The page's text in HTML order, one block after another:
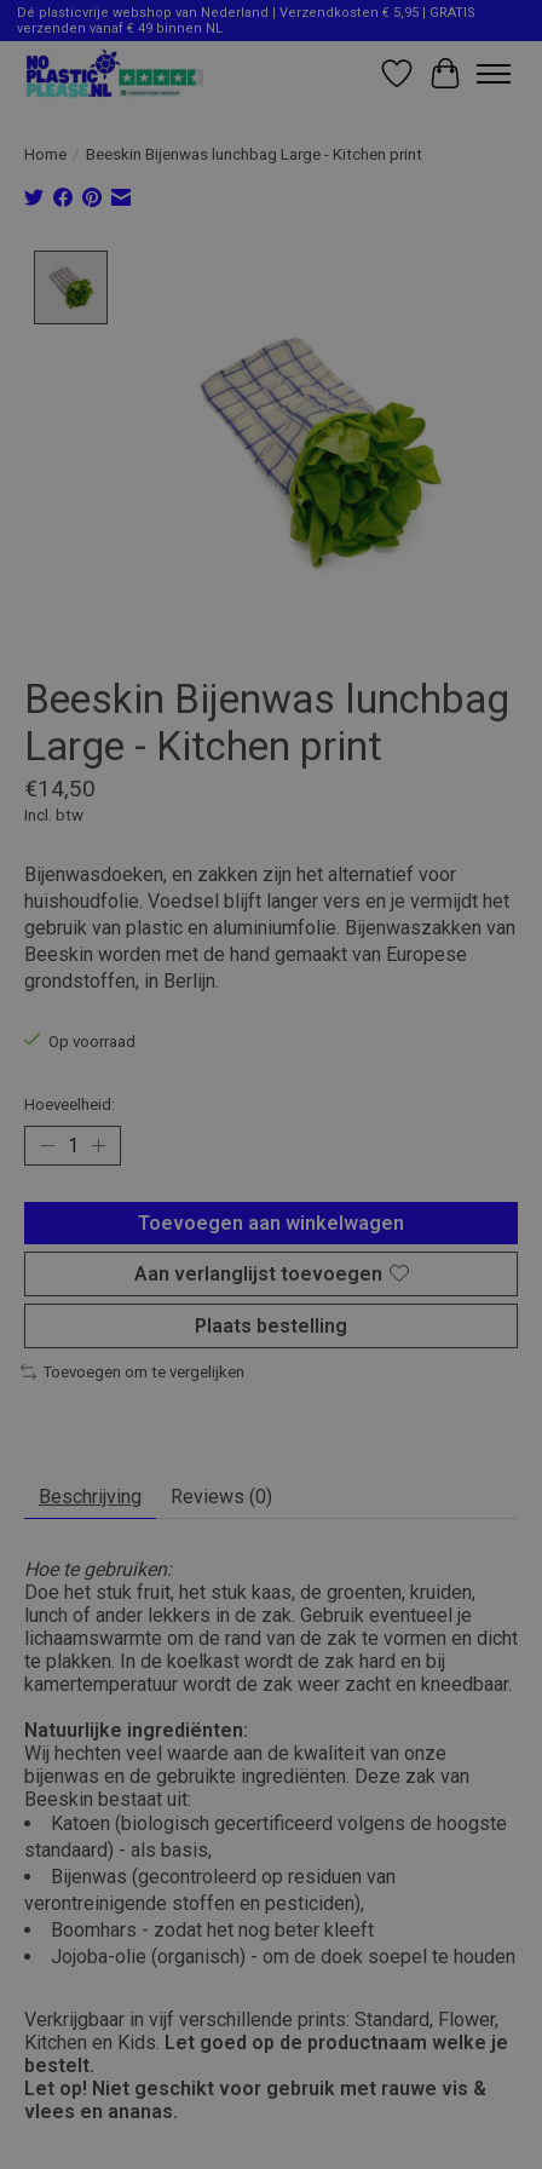
Dé plasticvrije webshop van Nederland | Verzendkosten € 5,95 | GRATIS
verzenden vanaf € 49 binnen NL
Verlanglijst
Home / Beeskin Bijenwas lunchbag Large - Kitchen print
Beeskin Bijenwas lunchbag
Large - Kitchen print
€14,50
Incl. btw
Bijenwasdoeken, en zakken zijn het alternatief voor
huishoudfolie. Voedsel blijft langer vers en je vermijdt het
gebruik van plastic en aluminiumfolie. Bijenwaszakken van
Beeskin worden met de hand gemaakt van Europese
grondstoffen, in Berlijn.
Op voorraad
Hoeveelheid:
Toevoegen aan winkelwagen
Aan verlanglijst toevoegen
Plaats bestelling
Toevoegen om te vergelijken
Beschrijving Reviews (0)
Hoe te gebruiken:
Doe het stuk fruit, het stuk kaas, de groenten, kruiden,
lunch of ander lekkers in de zak. Gebruik eventueel je
lichaamswarmte om de rand van de zak te vormen en dicht
te plakken. In de koelkast wordt de zak hard en bij
kamertemperatuur wordt de zak weer zacht en kneedbaar.
Natuurlijke ingrediënten:
Wij hechten veel waarde aan de kwaliteit van onze
bijenwas en de gebruikte ingrediënten. Deze zak van
Beeskin bestaat uit:
Katoen (biologisch gecertificeerd volgens de hoogste
standaard) - als basis,
Bijenwas (gecontroleerd op residuen van
verontreinigende stoffen en pesticiden),
Boomhars - zodat het nog beter kleeft
Jojoba-olie (organisch) - om de doek soepel te houden
Verkrijgbaar in vijf verschillende prints: Standard, Flower,
Kitchen en Kids. Let goed op de productnaam welke je
bestelt.
Let op! Niet geschikt voor gebruik met rauwe vis &
vlees en ananas.